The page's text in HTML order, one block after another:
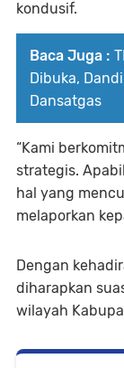
kondusif.
Baca Juga :
Dibuka,
Dansatgas
“Kami
strategis.
hal yang
melaporkan
Dengan
diharapkan
wilayah